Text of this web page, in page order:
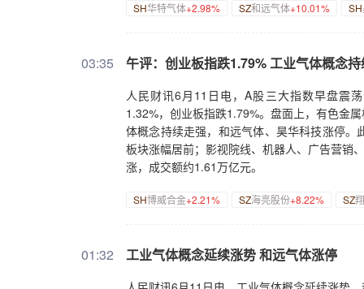
SH华特气体+2.98% SZ和远气体+10.01% SH
03:35 午评：创业板指跌1.79% 工业气体概念
人民财讯6月11日电，A股三大指数早盘震
1.32%，创业板指跌1.79%。盘面上，有色金
体概念持续走强，和远气体、昊华科技涨停
板块涨幅居前；影视院线、机器人、广告营销
涨，成交额约1.61万亿元。
SH博威合金+2.21% SZ海亮股份+8.22% SZ
01:32 工业气体概念延续涨势 和远气体涨停